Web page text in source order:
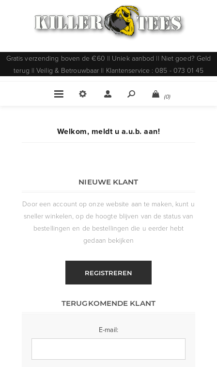
Gratis verzending boven de €60 || Uniek aanbod || Niet goed? Geld
terug || Veilig & Betrouwbaar || Klantenservice : 085 - 073 01 45
(0)
Welkom, meldt u a.u.b. aan!
NIEUWE KLANT
Door een account op onze website aan te maken, kunt u
sneller winkelen, op de hoogte blijven van de status van
bestellingen en de bestellingen die u eerder hebt
gedaan bekijken
REGISTREREN
TERUGKOMENDE KLANT
E-mail: